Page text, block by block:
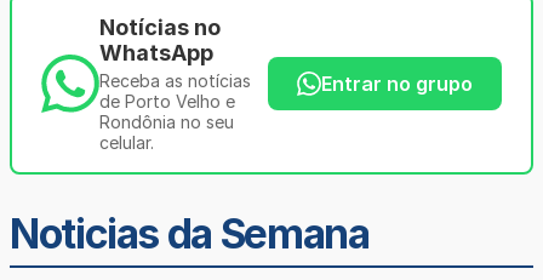
Notícias no
WhatsApp
Receba as notícias
de Porto Velho e
Rondônia no seu
celular.
Entrar no grupo
Noticias da Semana